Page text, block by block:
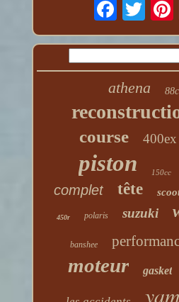
athena
course 400ex
piston 150cc
complet tête
450r polaris suzuki
banshee
moteur gasket